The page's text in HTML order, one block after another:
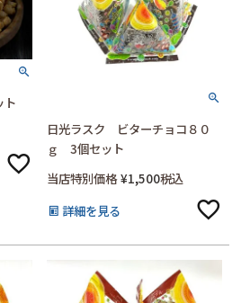
ト
日光ラスク ビターチョコ８０
ｇ 3個セット
当店特別価格 ¥1,500税込
詳細を見る